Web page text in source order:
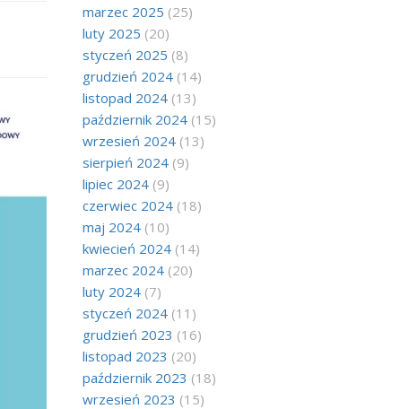
marzec 2025 (25)
luty 2025 (20)
styczeń 2025 (8)
grudzień 2024(14)
listopad 2024(13)
październik 2024(15)
wrzesień 2024(13)
sierpień 2024(9)
lipiec 2024(9)
czerwiec 2024(18)
maj 2024(10)
kwiecień 2024(14)
marzec 2024(20)
luty 2024(7)
styczeń 2024(11)
grudzień 2023 (16)
listopad 2023 (20)
październik 2023 (18)
wrzesień 2023 (15)